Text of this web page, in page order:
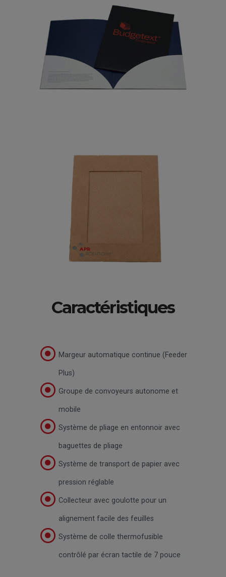
Caractéristiques
Margeur automatique continue (Feeder
Plus)
Groupe de convoyeurs autonome et
mobile
Système de pliage en entonnoir avec
baguettes de pliage
Système de transport de papier avec
pression réglable
Collecteur avec goulotte pour un
alignement facile des feuilles
Système de colle thermofusible
contrôlé par écran tactile de 7 pouce